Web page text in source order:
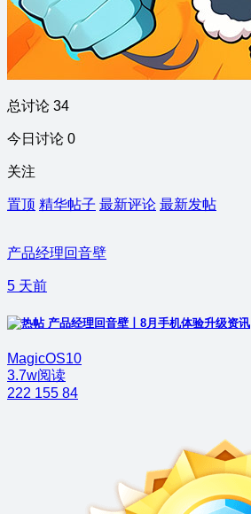
总讨论 34
今日讨论 0
关注
置顶 精华帖子 最新评论 最新发帖
产品经理回音壁
5 天前
产品经理回音壁丨8月手机体验升级资讯
MagicOS10
3.7w阅读
222 155 84